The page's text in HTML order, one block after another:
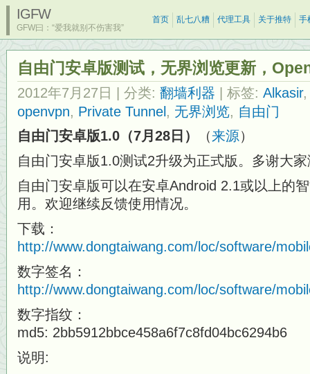
IGFW
GFW曰：“爱我就别不伤害我”
首页 乱七八糟 代理工具 关于推特 手
自由门安卓版测试，无界浏览更新，
2012年7月27日 | 分类: 翻墙利器 | 标签: Alkasir
openvpn, Private Tunnel , 无界浏览, 自由门
自由门安卓版1.0（7月28日）
（来源）
自由门安卓版1.0测试2升级为正式版。多谢大
自由门安卓版可以在安卓Android 2.1或以上的
用。欢迎继续反馈使用情况。
下载：
http://www.dongtaiwang.com/loc/software/
数字签名：
http://www.dongtaiwang.com/loc/software/
数字指纹：
md5: 2bb5912bbce458a6f7c8fd04bc6294b6
说明: